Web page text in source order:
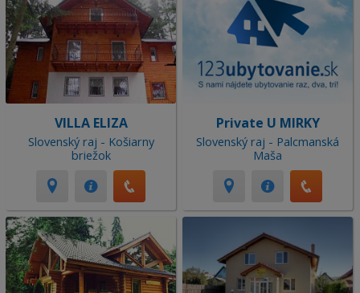
VILLA ELIZA
Slovenský raj - Košiarny
briežok
Private U MIRKY
Slovenský raj - Palcmanská
Maša